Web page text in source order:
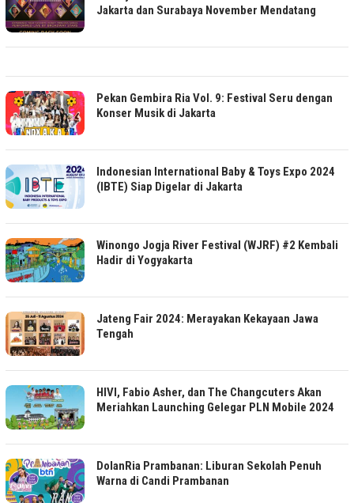
Jakarta dan Surabaya November Mendatang
Pekan Gembira Ria Vol. 9: Festival Seru dengan
Konser Musik di Jakarta
Indonesian International Baby & Toys Expo 2024
(IBTE) Siap Digelar di Jakarta
Winongo Jogja River Festival (WJRF) #2 Kembali
Hadir di Yogyakarta
Jateng Fair 2024: Merayakan Kekayaan Jawa
Tengah
HIVI, Fabio Asher, dan The Changcuters Akan
Meriahkan Launching Gelegar PLN Mobile 2024
DolanRia Prambanan: Liburan Sekolah Penuh
Warna di Candi Prambanan